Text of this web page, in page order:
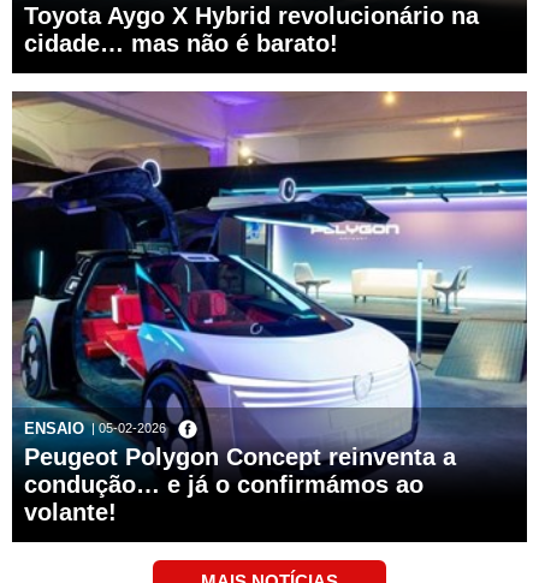
Toyota Aygo X Hybrid revolucionário na
cidade… mas não é barato!
ENSAIO | 05-02-2026
Peugeot Polygon Concept reinventa a
condução… e já o confirmámos ao
volante!